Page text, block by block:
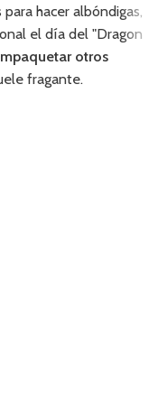
hacer albóndigas,
el día del "Dragon
otros
fragante.